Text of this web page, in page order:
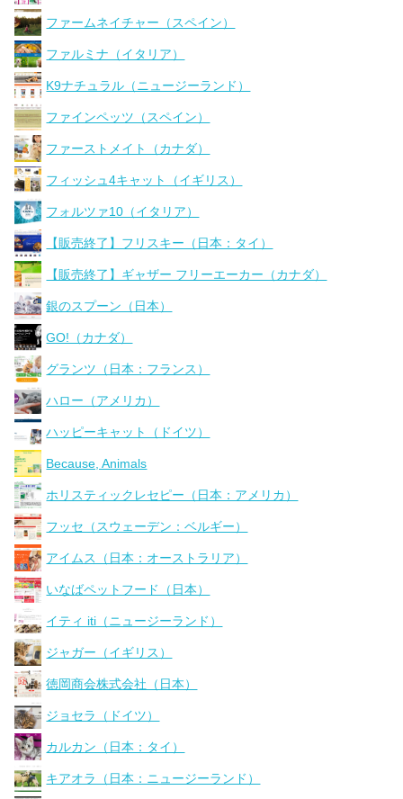
ファームネイチャー（スペイン）
ファルミナ（イタリア）
K9ナチュラル（ニュージーランド）
ファインペッツ（スペイン）
ファーストメイト（カナダ）
フィッシュ4キャット（イギリス）
フォルツァ10（イタリア）
【販売終了】フリスキー（日本：タイ）
【販売終了】ギャザー フリーエーカー（カナダ）
銀のスプーン（日本）
GO!（カナダ）
グランツ（日本：フランス）
ハロー（アメリカ）
ハッピーキャット（ドイツ）
Because, Animals
ホリスティックレセピー（日本：アメリカ）
フッセ（スウェーデン：ベルギー）
アイムス（日本：オーストラリア）
いなばペットフード（日本）
イティ iti（ニュージーランド）
ジャガー（イギリス）
徳岡商会株式会社（日本）
ジョセラ（ドイツ）
カルカン（日本：タイ）
キアオラ（日本：ニュージーランド）